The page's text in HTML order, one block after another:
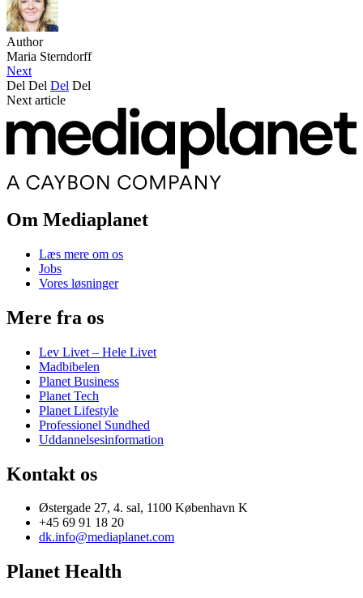
Author
Maria Sterndorff
Next
Del Del Del Del
Next article
Om Mediaplanet
Læs mere om os
Jobs
Vores løsninger
Mere fra os
Lev Livet – Hele Livet
Madbibelen
Planet Business
Planet Tech
Planet Lifestyle
Professionel Sundhed
Uddannelsesinformation
Kontakt os
Østergade 27, 4. sal, 1100 København K
+45 69 91 18 20
dk.info@mediaplanet.com
Planet Health